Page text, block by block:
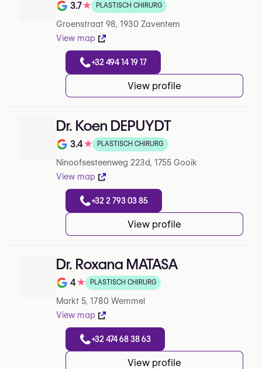
Note de 3.7 sur 5 sur Google
3.7★ PLASTISCH CHIRURG
Groenstraat 98, 1930 Zaventem
View map
+32 494 14 19 17
View profile
Dr. Koen DEPUYDT
Note de 3.4 sur 5 sur Google
3.4★ PLASTISCH CHIRURG
Ninoofsesteenweg 223d, 1755 Gooik
View map
+32 2 793 03 85
View profile
Dr. Roxana MATASA
Note de 4 sur 5 sur Google
4★ PLASTISCH CHIRURG
Markt 5, 1780 Wemmel
View map
+32 474 68 38 63
View profile